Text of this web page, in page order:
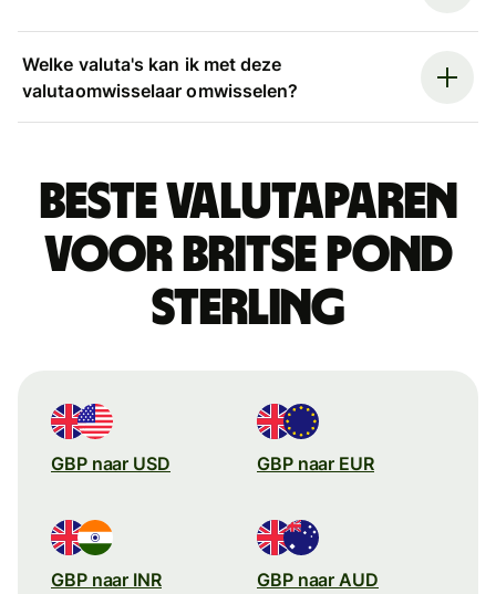
Welke valuta's kan ik met deze
valutaomwisselaar omwisselen?
Beste valutaparen
voor Britse pond
sterling
GBP naar USD GBP naar EUR
GBP naar INR GBP naar AUD